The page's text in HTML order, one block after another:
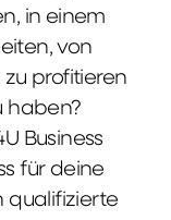
in einem
von
profitieren
haben?
Business
für deine
qualifizierte